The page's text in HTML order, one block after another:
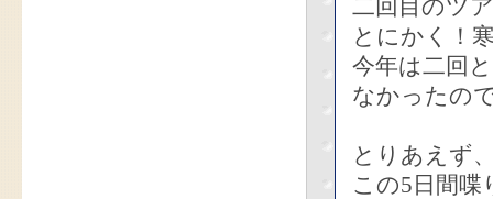
二回目のツ
とにかく！
今年は二回
なかったの
とりあえず
この5日間